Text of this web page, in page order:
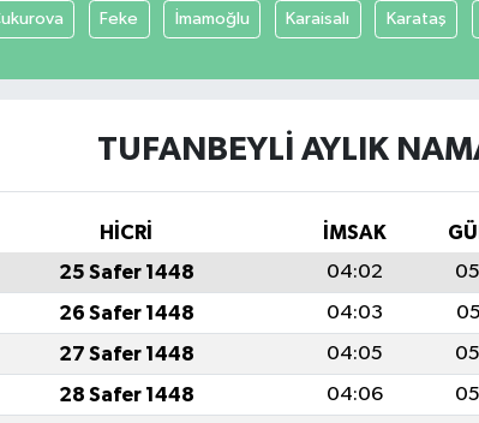
Feke İmamoğlu Karaisalı Karataş
TUFANBEYLI AYLIK
HİCRİ İMSAK
25 Safer 1448 04:02
26 Safer 1448 04:03
27 Safer 1448 04:05
28 Safer 1448 04:06